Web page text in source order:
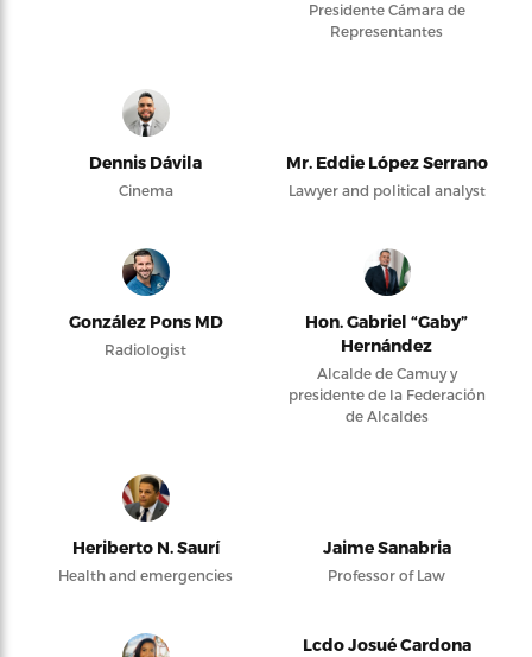
Presidente Cámara de
Representantes
Dennis Dávila
Cinema
Mr. Eddie López Serrano
Lawyer and political analyst
González Pons MD
Radiologist
Hon. Gabriel “Gaby”
Hernández
Alcalde de Camuy y
presidente de la Federación
de Alcaldes
Heriberto N. Saurí
Health and emergencies
Jaime Sanabria
Professor of Law
Lcdo Josué Cardona